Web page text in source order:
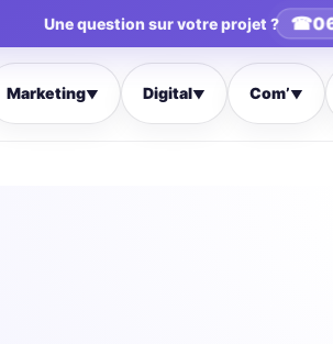
Une question sur votre projet ? ☎
Marketing▼ Digital▼ Com’▼